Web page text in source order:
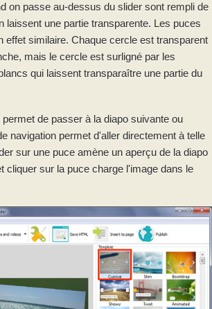
on passe au-dessus du slider sont rempli de
laissent une partie transparente. Les puces
effet similaire. Chaque cercle est transparent
mais le cercle est surligné par les
qui laissent transparaître une partie du
de passer à la diapo suivante ou
navigation permet d'aller directement à telle
sur une puce amène un aperçu de la diapo
cliquer sur la puce charge l'image dans le